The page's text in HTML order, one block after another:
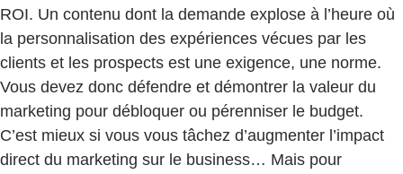
ROI. Un contenu dont la demande explose à l’heure où
la personnalisation des expériences vécues par les
clients et les prospects est une exigence, une norme.
Vous devez donc défendre et démontrer la valeur du
marketing pour débloquer ou pérenniser le budget.
C’est mieux si vous vous tâchez d’augmenter l’impact
direct du marketing sur le business… Mais pour